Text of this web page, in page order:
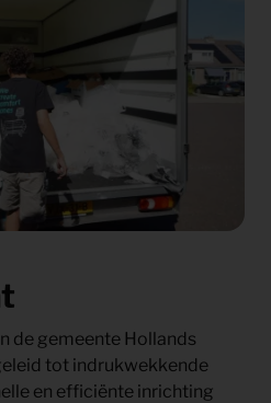
de gemeente Hollands
tot indrukwekkende
en efficiënte inrichting